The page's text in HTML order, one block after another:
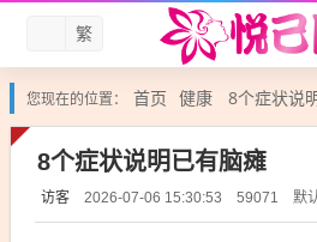
繁
您现在的位置： 首页 健康 8个症状说
8个症状说明已有脑瘫
访客 2026-07-06 15:30:53 59071 默